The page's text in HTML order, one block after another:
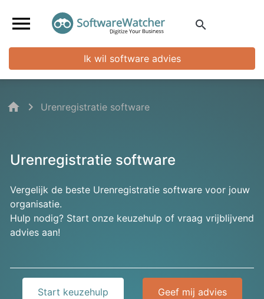
menu search
Ik wil software advies
home navigate_next Urenregistratie software
Urenregistratie software
Vergelijk de beste Urenregistratie software voor jouw
organisatie.
Hulp nodig? Start onze keuzehulp of vraag vrijblijvend
advies aan!
Start keuzehulp Geef mij advies